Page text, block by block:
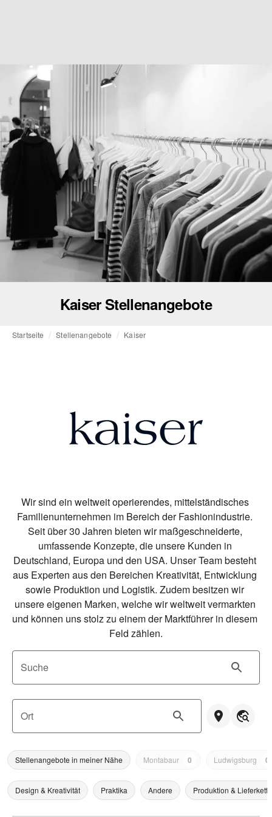
Kaiser Stellenangebote
Startseite Stellenangebote Kaiser
Wir sind ein weltweit operierendes, mittelständisches
Familienunternehmen im Bereich der Fashionindustrie.
Seit über 30 Jahren bieten wir maßgeschneiderte,
umfassende Konzepte, die unsere Kunden in
Deutschland, Europa und den USA. Unser Team besteht
aus Experten aus den Bereichen Kreativität, Entwicklung
sowie Produktion und Logistik. Zudem besitzen wir
unsere eigenen Marken, welche wir weltweit vermarkten
und können uns stolz zu einem der Marktführer in diesem
Feld zählen.
Suche
Ort
Stellenangebote in meiner Nähe Montabaur 0 Ludwigsburg 0
Design & Kreativität Praktika Andere Produktion & Lieferkette